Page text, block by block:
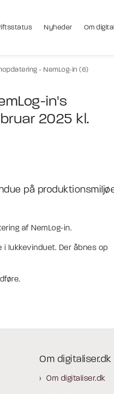
Nyheder Om
- NemLog-in (6)
in's
2025 kl.
på
af NemLog-in.
lukkevinduet. Der åbnes op
Om digitaliser.dk
Om digitaliser.dk